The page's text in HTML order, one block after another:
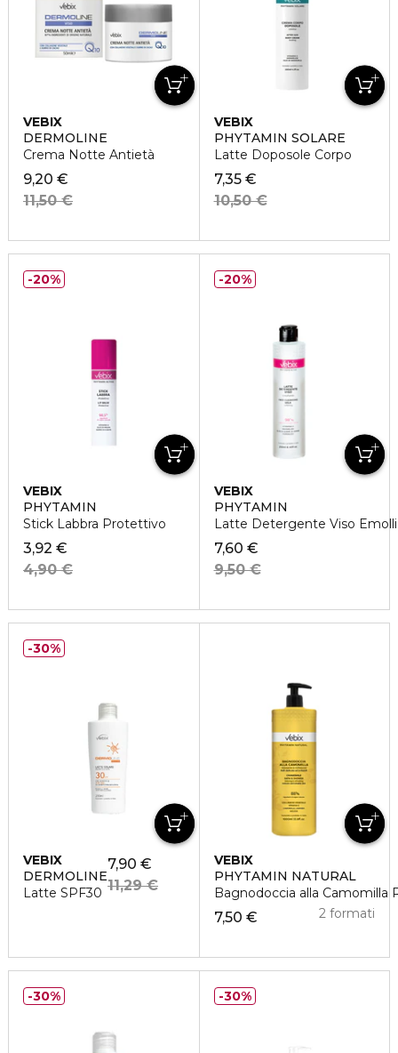
VEBIX
DERMOLINE
Crema Notte Antietà
9,20 €
11,50 €
VEBIX
PHYTAMIN SOLARE
Latte Doposole Corpo
7,35 €
10,50 €
VEBIX
PHYTAMIN
Stick Labbra Protettivo
3,92 €
4,90 €
20%
VEBIX
PHYTAMIN
Latte Detergente Viso
7,60 €
9,50 €
20%
VEBIX
DERMOLINE
Latte SPF30
7,90 €
11,29 €
30%
VEBIX
PHYTAMIN NATURAL
Bagnodoccia alla Camomilla
7,50 € 2 formati
30% 30%